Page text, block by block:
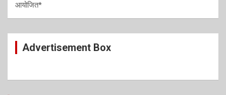
आयोजित*
Advertisement Box